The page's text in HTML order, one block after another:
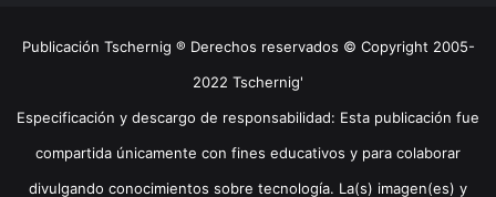
Publicación Tschernig ® Derechos reservados © Copyright 2005-
2022 Tschernig'
Especificación y descargo de responsabilidad: Esta publicación fue
compartida únicamente con fines educativos y para colaborar
divulgando conocimientos sobre tecnología. La(s) imagen(es) y